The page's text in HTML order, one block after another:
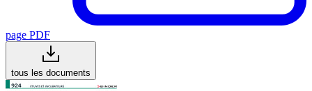
page PDF
tous les documents